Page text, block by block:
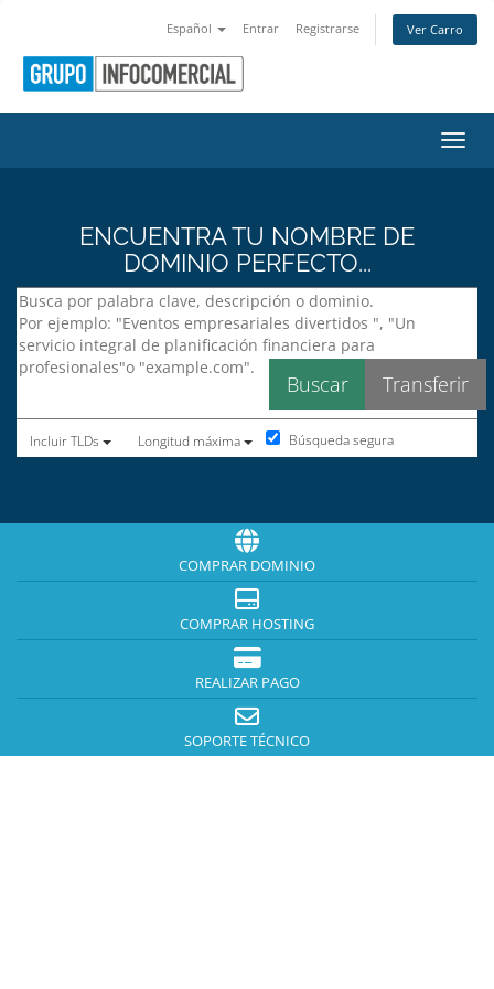
Español Entrar Registrarse Ver Carro
ENCUENTRA TU NOMBRE DE
DOMINIO PERFECTO...
Incluir TLDs Longitud máxima Búsqueda segura
COMPRAR DOMINIO
COMPRAR HOSTING
REALIZAR PAGO
SOPORTE TÉCNICO